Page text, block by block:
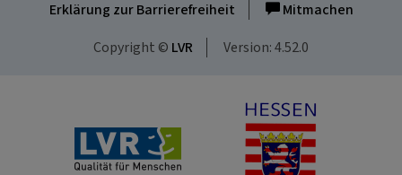
Erklärung zur Barrierefreiheit
Mitmachen
Copyright © LVR Version: 4.52.0